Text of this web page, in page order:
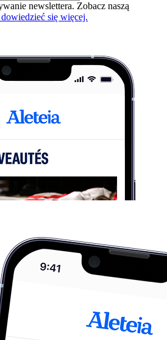
newslettera. Zobacz naszą
się więcej.